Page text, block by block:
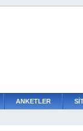
ANKETLER